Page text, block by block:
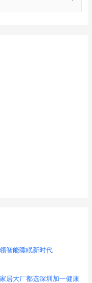
智能睡眠新时代
居大厂都选深圳加一健康